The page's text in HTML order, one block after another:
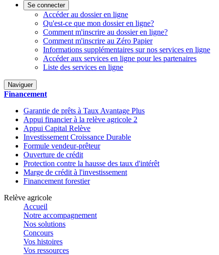
Se connecter
Accéder au dossier en ligne
Qu'est-ce que mon dossier en ligne?
Comment m'inscrire au dossier en ligne?
Comment m'inscrire au Zéro Papier
Informations supplémentaires sur nos services en ligne
Accéder aux services en ligne pour les partenaires
Liste des services en ligne
Naviguer
Financement
Garantie de prêts à Taux Avantage Plus
Appui financier à la relève agricole 2
Appui Capital Relève
Investissement Croissance Durable
Formule vendeur-prêteur
Ouverture de crédit
Protection contre la hausse des taux d'intérêt
Marge de crédit à l'investissement
Financement forestier
Relève agricole
Accueil
Notre accompagnement
Nos solutions
Concours
Vos histoires
Vos ressources